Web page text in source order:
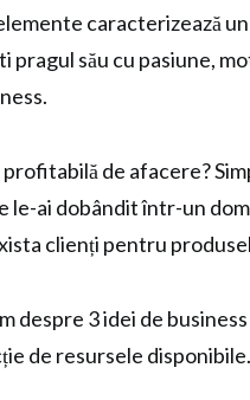
caracterizează
pragul său cu pasiune,
de afacere?
le-ai dobândit într-un
clienți pentru
despre 3 idei de
de resursele disponibile.